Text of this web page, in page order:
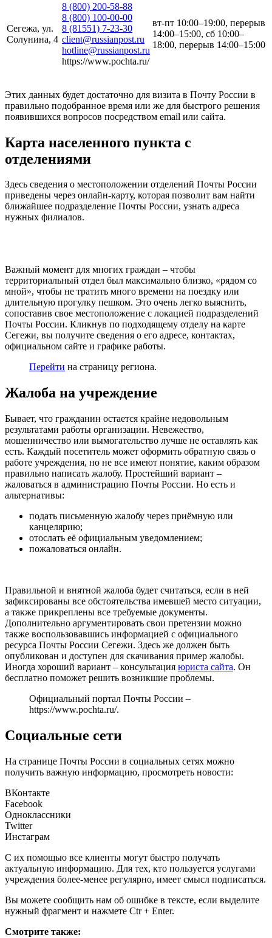
Сегежа, ул.
Солунина, 4
8 (800) 200-58-88
8 (800) 100-00-00
8 (81551) 7-23-30
client@russianpost.ru
hotline@russianpost.ru
https://www.pochta.ru/
вт-пт 10:00–19:00, перерыв
14:00–15:00, сб 10:00–
18:00, перерыв 14:00–15:00
Этих данных будет достаточно для визита в Почту России в
правильно подобранное время или же для быстрого решения
появившихся вопросов посредством email или сайта.
Карта населенного пункта с
отделениями
Здесь сведения о местоположении отделений Почты России
приведены через онлайн-карту, которая позволит вам найти
ближайшее подразделение Почты России, узнать адреса
нужных филиалов.
Важный момент для многих граждан – чтобы
территориальный отдел был максимально близко, «рядом со
мной», чтобы не тратить много времени на поездку или
длительную прогулку пешком. Это очень легко выяснить,
сопоставив свое местоположение с локацией подразделений
Почты России. Кликнув по подходящему отделу на карте
Сегежи, вы получите сведения о его адресе, контактах,
официальном сайте и графике работы.
Перейти на страницу региона.
Жалоба на учреждение
Бывает, что гражданин остается крайне недовольным
результатами работы организации. Невежество,
мошенничество или вымогательство лучше не оставлять как
есть. Каждый посетитель может оформить обратную связь о
работе учреждения, но не все имеют понятие, каким образом
правильно написать жалобу. Простейший вариант –
жаловаться в администрацию Почты России. Но есть и
альтернативы:
подать письменную жалобу через приёмную или
канцелярию;
отослать её официальным уведомлением;
пожаловаться онлайн.
Правильной и внятной жалоба будет считаться, если в ней
зафиксированы все обстоятельства имевшей место ситуации,
а также прикреплены все требуемые документы.
Дополнительно аргументировать свои претензии можно
также воспользовавшись информацией с официального
ресурса Почты России Сегежи. Здесь же должен быть
опубликован и доступен для скачивания пример жалобы.
Иногда хороший вариант – консультация юриста сайта. Он
бесплатно поможет решить возникшие проблемы.
Официальный портал Почты России –
https://www.pochta.ru/.
Социальные сети
На странице Почты России в социальных сетях можно
получить важную информацию, просмотреть новости:
ВКонтакте
Facebook
Одноклассники
Twitter
Инстаграм
С их помощью все клиенты могут быстро получать
актуальную информацию. Для тех, кто пользуется услугами
учреждения более-менее регулярно, имеет смысл подписаться.
Вы можете сообщить нам об ошибке в тексте, если выделите
нужный фрагмент и нажмете Ctr + Enter.
Смотрите также: